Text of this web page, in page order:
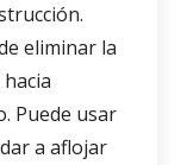
eliminar la
Puede usar
a aflojar